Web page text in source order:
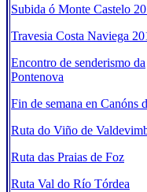
Subida ó Monte Castelo
Travesia Costa Naviega
Encontro de senderismo da
Pontenova
Fin de semana en Canóns
Ruta do Viño de
Ruta das Praias de Foz
Ruta Val do Río Tórdea